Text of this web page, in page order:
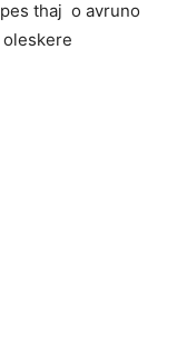
thaj o avruno